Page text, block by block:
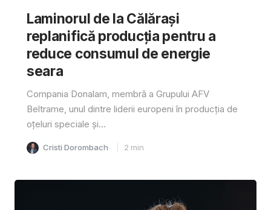
Laminorul de la Călărași
replanifică producția pentru a
reduce consumul de energie
seara
Compania Donalam, membră a Grupului AFV
Beltrame, unul dintre liderii europeni în producția de
oțeluri speciale și...
Cristi Dorombach 2 min